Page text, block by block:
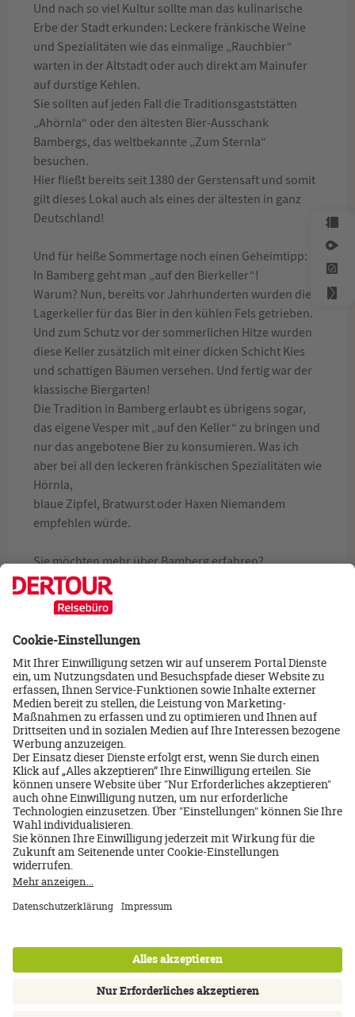
Und nach so viel Kultur sollte man das kulinarische
Erbe der Stadt erkunden: Leckere fränkische Weine
und Spezialitäten wie das einmalige „Rauchbier“
warten in der Altstadt oder auch direkt am Mainufer
auf durstige Kehlen.
Sie sollten auf jeden Fall die Traditionsgaststätten
„Ahörnla“ oder den ältesten Bier-Ausschank
Bambergs, das weltbekannte „Zum Sternla“
besuchen.
Hier fließt bereits seit 1380 der Gerstensaft und somit
gilt dieses Lokal auch als eines der ältesten in ganz
Deutschland!
Und für heiße Sommertage noch einen Geheimtipp:
In Bamberg geht man „auf den Bierkeller“!
Warum? Nun, bereits vor Jahrhunderten wurden die
Lagerkeller für das Bier in den kühlen Fels getrieben.
Und zum Schutz vor der sommerlichen Hitze wurden
diese Keller zusätzlich mit einer dicken Schicht Kies
und schattigen Bäumen versehen. Und fertig war der
klassische Biergarten!
Die Tradition in Bamberg erlaubt es übrigens sogar,
das eigene Vesper mit „auf den Keller“ zu bringen und
nur das angebotene Bier zu konsumieren. Was ich
aber bei all den leckeren fränkischen Spezialitäten wie
Hörnla,
blaue Zipfel, Bratwurst oder Haxen Niemandem
empfehlen würde.
Sie möchten mehr über Bamberg erfahren?
Dann rufen Sie doch einfach an oder kommen Sie zu
uns ins Reisebüro!
Über mich
Olaf Kwiczor
07141-905105
Email schreiben
Jetzt Beratungstermin
buchen
Über uns
DatenschutzAGBNutzungsbedingungen